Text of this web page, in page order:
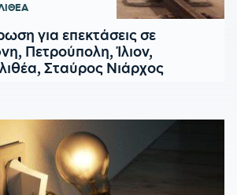
για επεκτάσεις σε
Πετρούπολη, Ίλιον,
Σταύρος Νιάρχος